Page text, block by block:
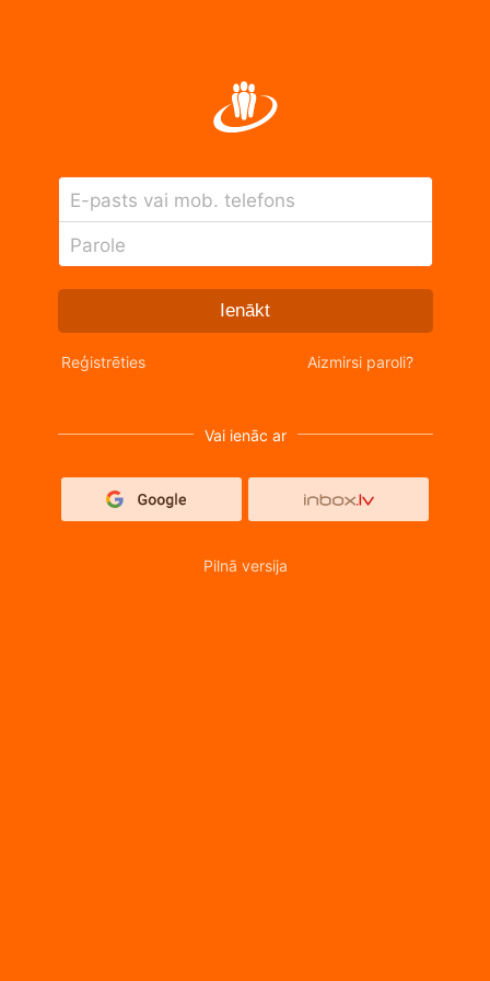
E-pasts vai mob. telefons
Parole
Ienākt
Reģistrēties Aizmirsi paroli?
Vai ienāc ar
Pilnā versija